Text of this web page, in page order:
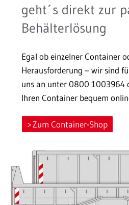
geht´s direkt zur
Behälterlösung
Egal ob einzelner Container
Herausforderung – wir sind
uns an unter 0800 1003964
Ihren Container bequem
Zum Container-Shop